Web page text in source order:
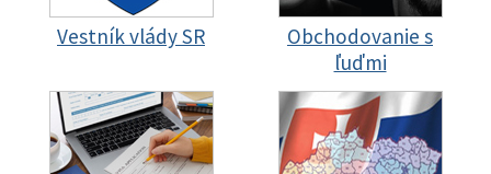
Vestník vlády SR
Obchodovanie s
ľuďmi